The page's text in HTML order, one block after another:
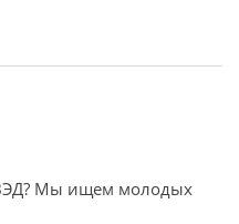
ВЭД? Мы ищем молодых